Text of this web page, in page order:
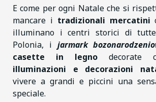
E come per ogni Natale che si
mancare i tradizionali mercatini
illuminano i centri storici di
Polonia, i jarmark
casette in legno decorate
illuminazioni e decorazioni
vivere a grandi e piccini una
speciale.